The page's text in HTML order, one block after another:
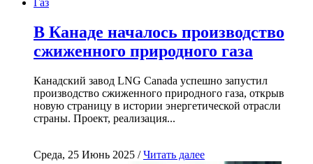
В Канаде началось производство
сжиженного природного газа
Канадский завод LNG Canada успешно запустил
производство сжиженного природного газа, открыв
новую страницу в истории энергетической отрасли
страны. Проект, реализация...
Среда, 25 Июнь 2025 /Читать далее